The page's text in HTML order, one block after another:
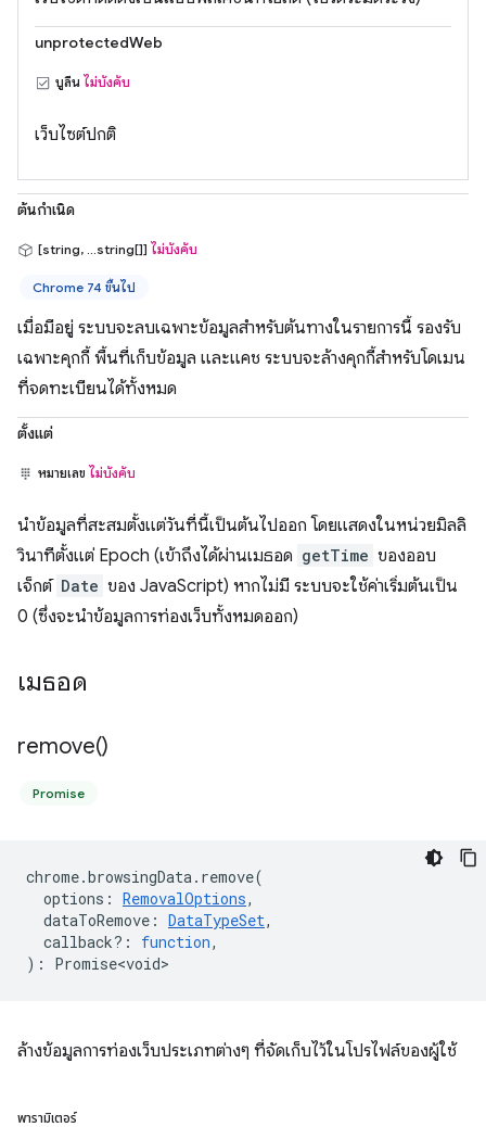
unprotectedWeb
บูลีน ไม่บังคับ
เว็บไซต์ปกติ
ต้นกำเนิด
[string, ...string[]] ไม่บังคับ
Chrome 74 ขึ้นไป
เมื่อมีอยู่ ระบบจะลบเฉพาะข้อมูลสำหรับต้นทางในรายการนี้ รองรับ
เฉพาะคุกกี้ พื้นที่เก็บข้อมูล และแคช ระบบจะล้างคุกกี้สำหรับโดเมน
ที่จดทะเบียนได้ทั้งหมด
ตั้งแต่
หมายเลข ไม่บังคับ
นำข้อมูลที่สะสมตั้งแต่วันที่นี้เป็นต้นไปออก โดยแสดงในหน่วยมิลลิ
วินาทีตั้งแต่ Epoch (เข้าถึงได้ผ่านเมธอด getTime ของออบ
เจ็กต์ Date ของ JavaScript) หากไม่มี ระบบจะใช้ค่าเริ่มต้นเป็น
0 (ซึ่งจะนำข้อมูลการท่องเว็บทั้งหมดออก)
เมธอด
remove()
Promise
chrome.browsingData. remove(
options : RemovalOptions,
dataToRemove : DataTypeSet,
callback? : function,
) : Promise<void>
ล้างข้อมูลการท่องเว็บประเภทต่างๆ ที่จัดเก็บไว้ในโปรไฟล์ของผู้ใช้
พารามิเตอร์